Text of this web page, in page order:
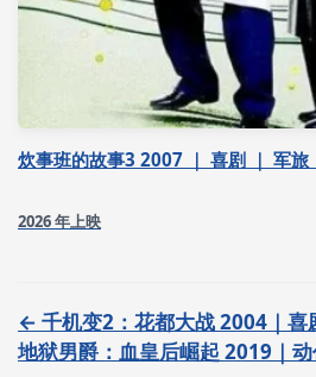
炊事班的故事3 2007 ｜ 喜剧 ｜ 军旅
2026 年上映
← 千机变2：花都大战 2004｜喜
地狱男爵：血皇后崛起 2019｜